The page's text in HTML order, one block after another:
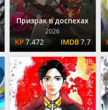
Призрак в доспехах
2026
7.472 7.7